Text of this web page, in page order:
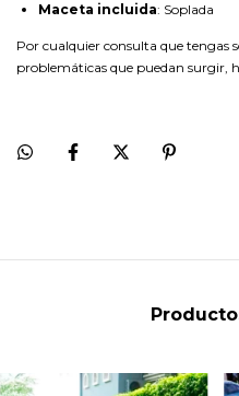
Maceta incluida: Soplada
Por cualquier consulta que tengas
problemáticas que puedan surgir,